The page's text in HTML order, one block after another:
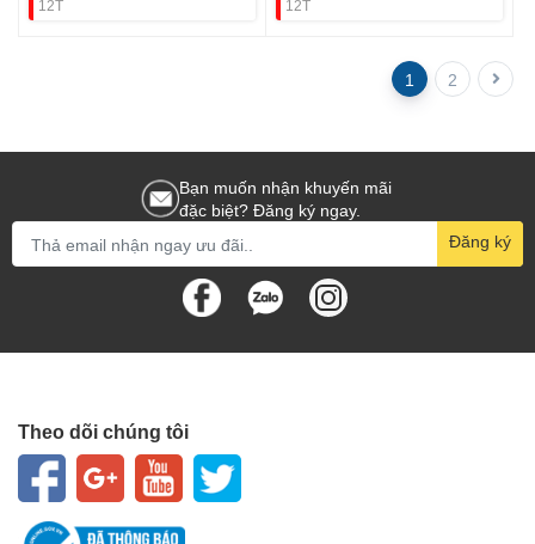
12T 12T
1 2
Bạn muốn nhận khuyến mãi
đặc biệt? Đăng ký ngay.
Đăng ký
Theo dõi chúng tôi